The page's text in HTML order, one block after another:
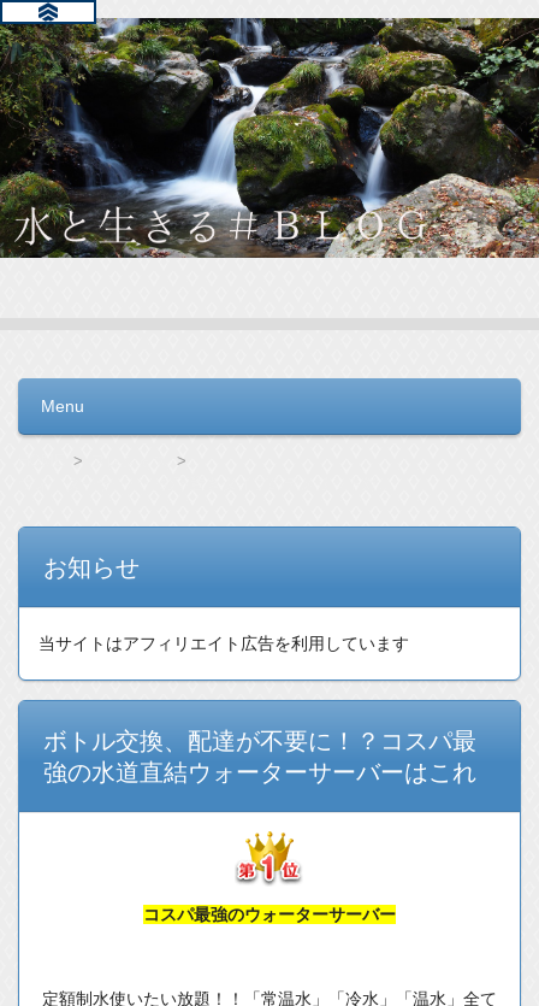
Menu
コンテンツへ移動
お知らせ
当サイトはアフィリエイト広告を利用しています
ボトル交換、配達が不要に！？コスパ最
強の水道直結ウォーターサーバーはこれ
コスパ最強のウォーターサーバー
定額制水使いたい放題！！「常温水」「冷水」「温水」全て